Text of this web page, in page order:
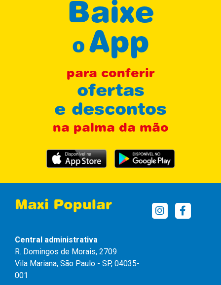
Baixe
oApp
para conferir
ofertas
e descontos
na palma da mão
Maxi Popular
Central administrativa
R. Domingos de Morais, 2709
Vila Mariana, São Paulo - SP, 04035-
001